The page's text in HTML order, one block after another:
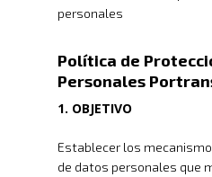
personales
Política de
Personales
1. OBJETIVO
Establecer los
de datos personales que